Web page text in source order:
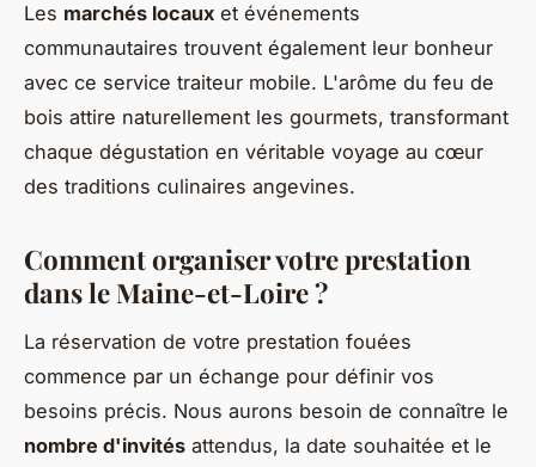
Les marchés locaux et événements
communautaires trouvent également leur bonheur
avec ce service traiteur mobile. L'arôme du feu de
bois attire naturellement les gourmets, transformant
chaque dégustation en véritable voyage au cœur
des traditions culinaires angevines.
Comment organiser votre prestation
dans le Maine-et-Loire ?
La réservation de votre prestation fouées
commence par un échange pour définir vos
besoins précis. Nous aurons besoin de connaître le
nombre d'invités attendus, la date souhaitée et le